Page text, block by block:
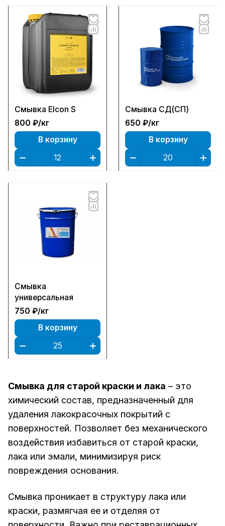
Смывка Elcon S
800 ₽/кг
В корзину
Смывка СД(СП)
650 ₽/кг
В корзину
Смывка
универсальная
750 ₽/кг
В корзину
Смывка для старой краски и лака – это
химический состав, предназначенный для
удаления лакокрасочных покрытий с
поверхностей. Позволяет без механического
воздействия избавиться от старой краски,
лака или эмали, минимизируя риск
повреждения основания.
Смывка проникает в структуру лака или
краски, размягчая ее и отделяя от